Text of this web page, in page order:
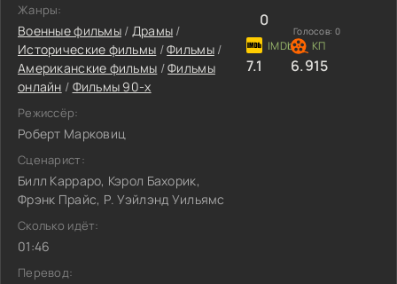
Жанры:
Военные фильмы/ Драмы /
Исторические фильмы /Фильмы/
Американские фильмы /Фильмы
онлайн / Фильмы 90-х
Режиссёр:
Роберт Марковиц
Сценарист:
Билл Карраро, Кэрол Бахорик,
Фрэнк Прайс, Р. Уэйлэнд Уильямс
Сколько идёт:
01:46
Перевод:
0
Голосов: 0
7.1 6.915